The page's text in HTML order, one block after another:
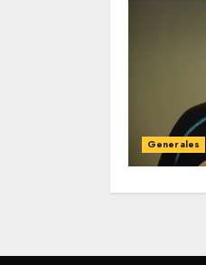
Generales
de